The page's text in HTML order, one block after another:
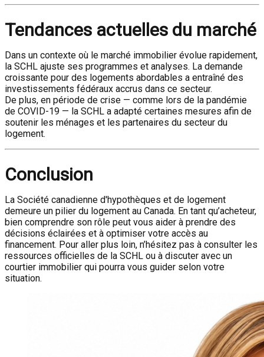
Tendances actuelles du marché
Dans un contexte où le marché immobilier évolue rapidement,
la SCHL ajuste ses programmes et analyses. La demande
croissante pour des logements abordables a entraîné des
investissements fédéraux accrus dans ce secteur.
De plus, en période de crise — comme lors de la pandémie
de COVID-19 — la SCHL a adapté certaines mesures afin de
soutenir les ménages et les partenaires du secteur du
logement.
Conclusion
La Société canadienne d'hypothèques et de logement
demeure un pilier du logement au Canada. En tant qu’acheteur,
bien comprendre son rôle peut vous aider à prendre des
décisions éclairées et à optimiser votre accès au
financement. Pour aller plus loin, n’hésitez pas à consulter les
ressources officielles de la SCHL ou à discuter avec un
courtier immobilier qui pourra vous guider selon votre
situation.